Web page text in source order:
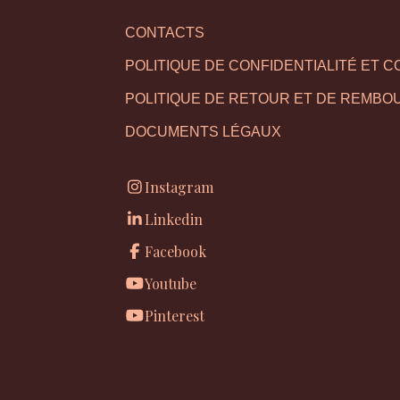
CONTACTS
POLITIQUE DE CONFIDENTIALITÉ ET
POLITIQUE DE RETOUR ET DE
DOCUMENTS LÉGAUX
Instagram
Linkedin
Facebook
Youtube
Pinterest